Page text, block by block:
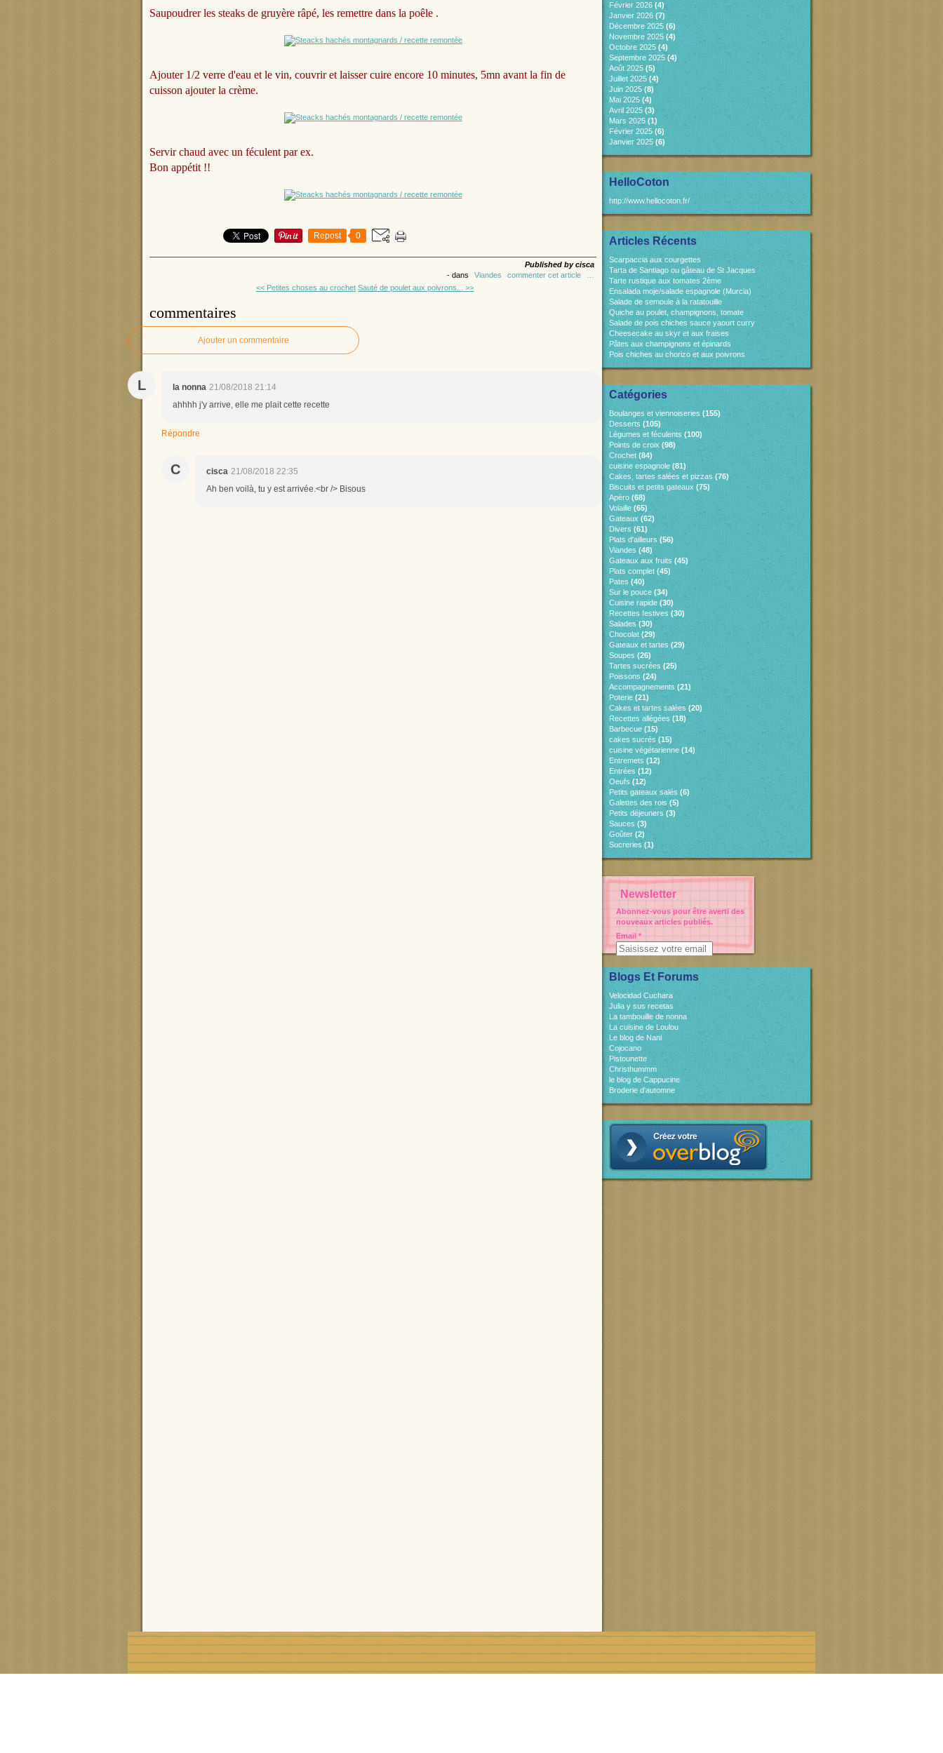
Saupoudrer les steaks de gruyère râpé, les remettre dans la poêle .
Ajouter 1/2 verre d'eau et le vin, couvrir et laisser cuire encore 10 minutes, 5mn avant la fin de
cuisson ajouter la crème.
Servir chaud avec un féculent par ex.
Bon appétit !!
Repost 0
Published by cisca
- dans Viandes commenter cet article
<< Petites choses au crochet Sauté de poulet aux poivrons... >>
commentaires
Ajouter un commentaire
L la nonna 21/08/2018 21:14
ahhhh j'y arrive, elle me plait cette recette
Répondre
C cisca 21/08/2018 22:35
Ah ben voilà, tu y est arrivée.<br /> Bisous
Février 2026(4)
Janvier 2026 (7)
Décembre 2025 (6)
Novembre 2025 (4)
Octobre 2025 (4)
Septembre 2025(4)
Août 2025 (5)
Juillet 2025 (4)
Juin 2025(8)
Mai 2025 (4)
Avril 2025 (3)
Mars 2025 (1)
Février 2025 (6)
Janvier 2025 (6)
HelloCoton
http://www.hellocoton.fr/
Articles Récents
Scarpaccia aux courgettes
Tarta de Santiago ou gâteau de St Jacques
Tarte rustique aux tomates 2ème
Ensalada moje/salade espagnole (Murcia)
Salade de semoule à la ratatouille
Quiche au poulet, champignons, tomate
Salade de pois chiches sauce yaourt curry
Cheesecake au skyr et aux fraises
Pâtes aux champignons et épinards
Pois chiches au chorizo et aux poivrons
Catégories
Boulanges et viennoiseries (155)
Desserts (105)
Légumes et féculents (100)
Points de croix (98)
Crochet(84)
cuisine espagnole (81)
Cakes, tartes salées et pizzas (76)
Biscuits et petits gateaux (75)
Apéro (68)
Volaille (65)
Gateaux (62)
Divers (61)
Plats d'ailleurs (56)
Viandes (48)
Gateaux aux fruits (45)
Plats complet(45)
Pates (40)
Sur le pouce (34)
Cuisine rapide (30)
Recettes festives (30)
Salades(30)
Chocolat (29)
Gateaux et tartes (29)
Soupes (26)
Tartes sucrées (25)
Poissons(24)
Accompagnements (21)
Poterie (21)
Cakes et tartes salées (20)
Recettes allégées (18)
Barbecue (15)
cakes sucrés (15)
cuisine végétarienne (14)
Entremets (12)
Entrées (12)
Oeufs (12)
Petits gateaux salés (6)
Galettes des rois (5)
Petits déjeuners (3)
Sauces (3)
Goûter(2)
Sucreries (1)
Newsletter
Abonnez-vous pour être averti des
nouveaux articles publiés.
Email
Blogs Et Forums
Velocidad Cuchara
Julia y sus recetas
La tambouille de nonna
La cuisine de Loulou
Le blog de Nani
Cojocano
Pistounette
Christhummm
le blog de Cappucine
Broderie d'automne